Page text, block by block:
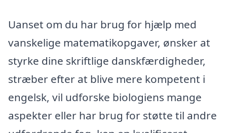
Uanset om du har brug for hjælp med
vanskelige matematikopgaver, ønsker at
styrke dine skriftlige danskfærdigheder,
stræber efter at blive mere kompetent i
engelsk, vil udforske biologiens mange
aspekter eller har brug for støtte til andre